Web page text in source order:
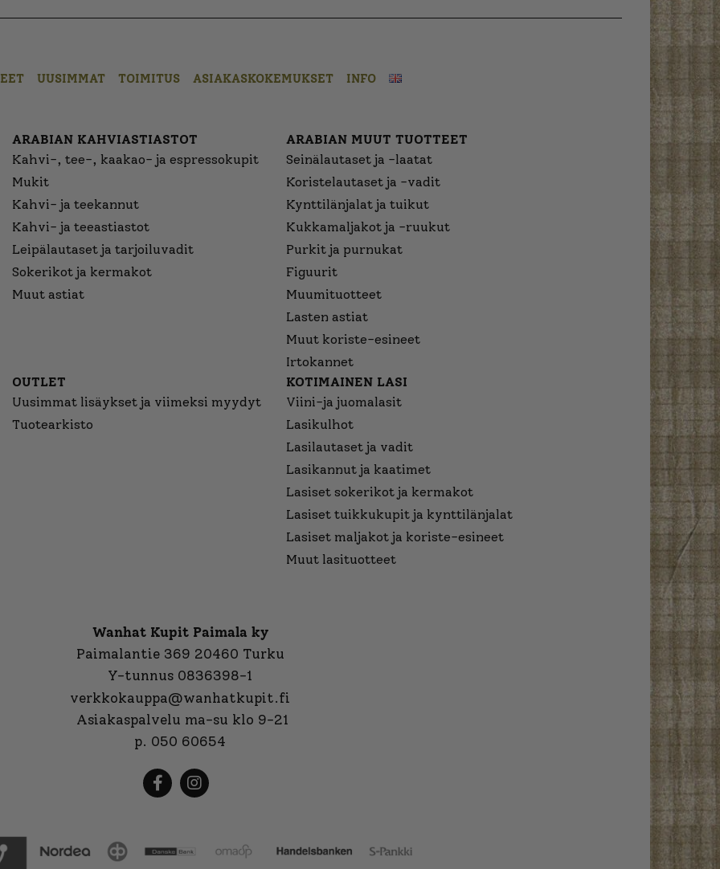
UUSIMMAT TOIMITUS ASIAKASKOKEMUKSET INFO
ARABIAN KAHVIASTIASTOT
Kahvi-, tee-, kaakao- ja espressokupit
Mukit
Kahvi- ja teekannut
Kahvi- ja teeastiastot
Leipälautaset ja tarjoiluvadit
Sokerikot ja kermakot
Muut astiat
ARABIAN MUUT TUOTTEET
Seinälautaset ja -laatat
Koristelautaset ja -vadit
Kynttilänjalat ja tuikut
Kukkamaljakot ja -ruukut
Purkit ja purnukat
Figuurit
Muumituotteet
Lasten astiat
Muut koriste-esineet
Irtokannet
OUTLET
Uusimmat lisäykset ja viimeksi myydyt
Tuotearkisto
KOTIMAINEN LASI
Viini-ja juomalasit
Lasikulhot
Lasilautaset ja vadit
Lasikannut ja kaatimet
Lasiset sokerikot ja kermakot
Lasiset tuikkukupit ja kynttilänjalat
Lasiset maljakot ja koriste-esineet
Muut lasituotteet
Wanhat Kupit Paimala ky
Paimalantie 369 20460 Turku
Y-tunnus 0836398-1
verkkokauppa@wanhatkupit.fi
Asiakaspalvelu ma-su klo 9-21
p. 050 60654